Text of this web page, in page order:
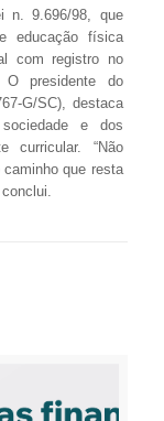
n. 9.696/98, que
educação física
com registro no
O presidente do
G/SC), destaca
e dos
curricular. “Não
que resta